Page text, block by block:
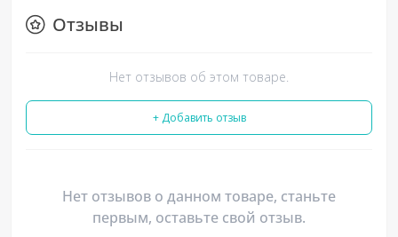
Отзывы
Нет отзывов об этом товаре.
+ Добавить отзыв
Нет отзывов о данном товаре, станьте
первым, оставьте свой отзыв.